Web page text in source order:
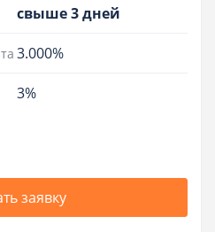
свыше 3 дней
3.000%
3%
заявку